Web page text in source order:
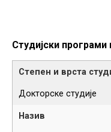
Студијски
Докторске студије